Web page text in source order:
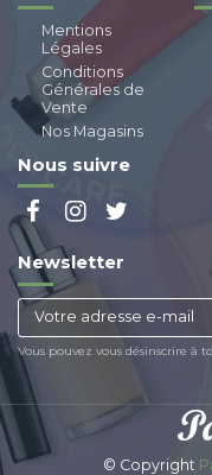
Mentions
Légales
Conditions
Générales de
Vente
Nos Magasins
Nous suivre
Newsletter
Vous pouvez vous désinscrire à
© Copyright